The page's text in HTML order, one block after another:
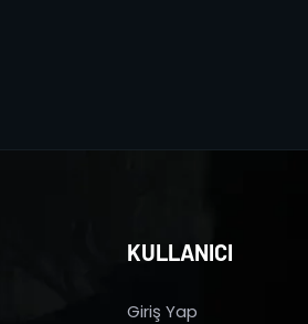
KULLANICI
Giriş Yap